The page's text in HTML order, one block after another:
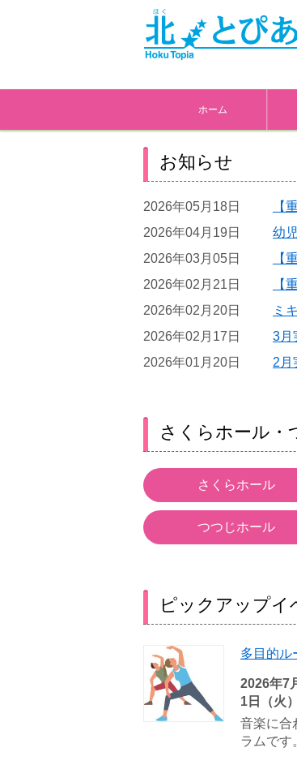
ホーム
お知らせ
2026年05月18日
【
2026年04月19日
幼
2026年03月05日
【
2026年02月21日
【
2026年02月20日
ミ
2026年02月17日
3月
2026年01月20日
2月
さくらホール・
さくらホール
つつじホール
ピックアップイ
多目的ル
2026年7
1日（火
音楽に合
ラムです